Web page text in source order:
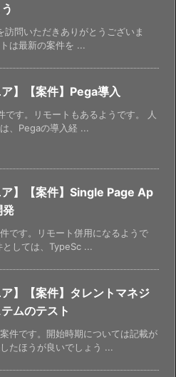
問いただきありがとうございま
は最新の案件を ...
ア】【案件】Pega導入
です。リモートもあるようです。 人
、Pegaの導入経 ...
ア】【案件】Single Page Ap
です。リモート併用になるようで
しては、TypeSc ...
ア】【案件】タレントマネジ
ムのテスト
件です。開始時期については記載が
たほうが良いでしょう ...